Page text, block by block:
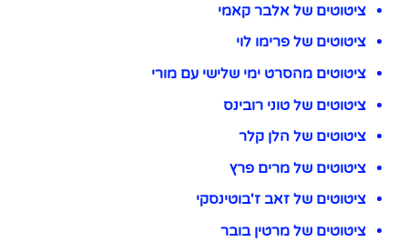
ציטוטים של אלבר קאמי
ציטוטים של פרימו לוי
ציטוטים מהסרט ימי שלישי עם מורי
ציטוטים של טוני רובינס
ציטוטים של הלן קלר
ציטוטים של מרים פרץ
ציטוטים של זאב ז'בוטינסקי
ציטוטים של מרטין בובר